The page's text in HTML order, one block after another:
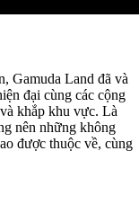
Gamuda Land đã và
đại cùng các cộng
khắp khu vực. Là
nên những không
được thuộc về, cùng